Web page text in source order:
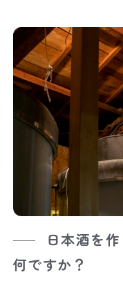
日本酒を
何ですか？